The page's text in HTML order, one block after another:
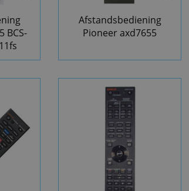
BCS-
Afstandsbediening
Pioneer axd7655